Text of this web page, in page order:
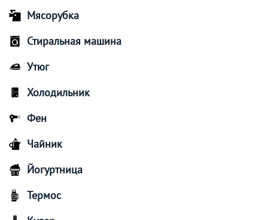
Мясорубка
Стиральная машина
Утюг
Холодильник
Фен
Чайник
Йогуртница
Термос